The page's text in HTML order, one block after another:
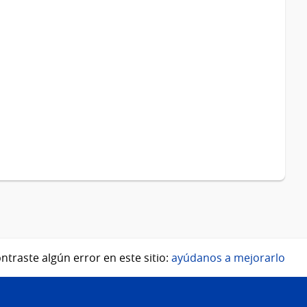
algún error en este sitio: ayúdanos a mejorarlo